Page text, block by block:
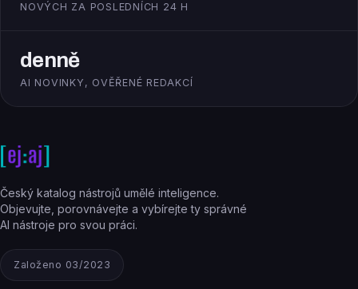
NOVÝCH ZA POSLEDNÍCH 24 H
denně
AI NOVINKY, OVĚŘENÉ REDAKCÍ
Český katalog nástrojů umělé inteligence.
Objevujte, porovnávejte a vybírejte ty správné
AI nástroje pro svou práci.
Založeno 03/2023